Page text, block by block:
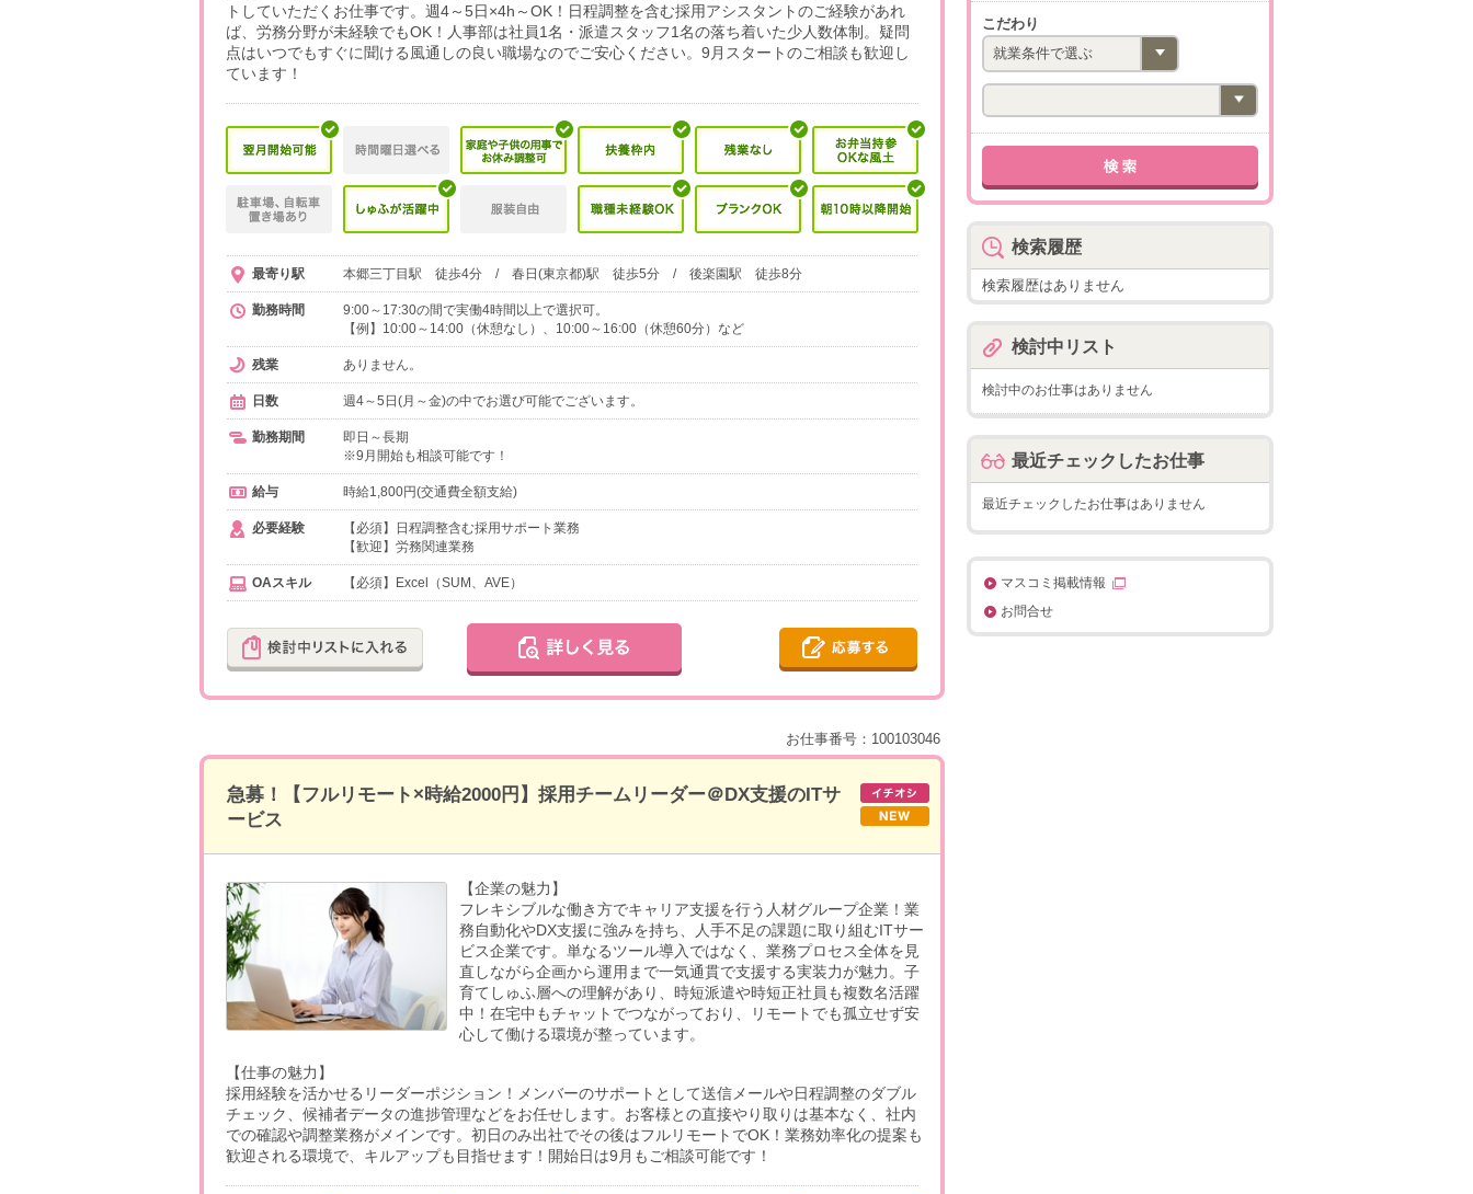
トしていただくお仕事です。週4～5日×4h～OK！日程調整を含む採用アシスタントのご経験があれ
ば、労務分野が未経験でもOK！人事部は社員1名・派遣スタッフ1名の落ち着いた少人数体制。疑問
点はいつでもすぐに聞ける風通しの良い職場なのでご安心ください。9月スタートのご相談も歓迎し
ています！
最寄り駅 本郷三丁目駅 徒歩4分 / 春日(東京都)駅 徒歩5分 / 後楽園駅 徒歩8分
勤務時間
9:00～17:30の間で実働4時間以上で選択可。
【例】10:00～14:00（休憩なし）、10:00～16:00（休憩60分）など
残業 ありません。
日数 週4～5日(月～金)の中でお選び可能でございます。
勤務期間
即日～長期
※9月開始も相談可能です！
給与 時給1,800円(交通費全額支給)
必要経験
【必須】日程調整含む採用サポート業務
【歓迎】労務関連業務
OAスキル 【必須】Excel（SUM、AVE）
お仕事番号：100103046
急募！【フルリモート×時給2000円】採用チームリーダー＠DX支援のITサ
ービス
【企業の魅力】
フレキシブルな働き方でキャリア支援を行う人材グループ企業！業
務自動化やDX支援に強みを持ち、人手不足の課題に取り組むITサー
ビス企業です。単なるツール導入ではなく、業務プロセス全体を見
直しながら企画から運用まで一気通貫で支援する実装力が魅力。子
育てしゅふ層への理解があり、時短派遣や時短正社員も複数名活躍
中！在宅中もチャットでつながっており、リモートでも孤立せず安
心して働ける環境が整っています。
【仕事の魅力】
採用経験を活かせるリーダーポジション！メンバーのサポートとして送信メールや日程調整のダブル
チェック、候補者データの進捗管理などをお任せします。お客様との直接やり取りは基本なく、社内
での確認や調整業務がメインです。初日のみ出社でその後はフルリモートでOK！業務効率化の提案も
歓迎される環境で、キルアップも目指せます！開始日は9月もご相談可能です！
こだわり
検索履歴
検索履歴はありません
検討中リスト
検討中のお仕事はありません
最近チェックしたお仕事
最近チェックしたお仕事はありません
マスコミ掲載情報
お問合せ